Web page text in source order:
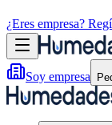
¿Eres empresa?
Soy empresa